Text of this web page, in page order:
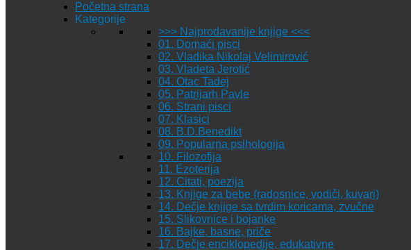
Početna strana
Kategorije
>>> Najprodavanije knjige <<<
01. Domaći pisci
02. Vladika Nikolaj Velimirović
03. Vladeta Jerotić
04. Otac Tadej
05. Patrijarh Pavle
06. Strani pisci
07. Klasici
08. B.D.Benedikt
09. Popularna psihologija
10. Filozofija
11. Ezoterija
12. Citati, poezija
13. Knjige za bebe (radosnice, vodiči, kuvari)
14. Dečje knjige sa tvrdim koricama, zvučne
15. Slikovnice i bojanke
16. Bajke, basne, priče
17. Dečje enciklopedije, edukativne